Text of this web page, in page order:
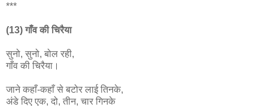
***
(13) गाँव की चिरैया
सुनो, सुनो, बोल रही,
गाँव की चिरैया।
जाने कहाँ-कहाँ से बटोर लाई तिनके,
अंडे दिए एक, दो, तीन, चार गिनके